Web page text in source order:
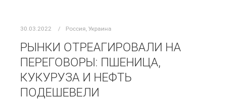
30.03.2022 Россия, Украина
РЫНКИ ОТРЕАГИРОВАЛИ НА
ПЕРЕГОВОРЫ: ПШЕНИЦА,
КУКУРУЗА И НЕФТЬ
ПОДЕШЕВЕЛИ